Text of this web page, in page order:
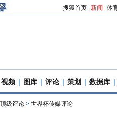
搜狐首页-新闻 -体
视频 | 图库 | 评论 | 策划 | 数据库 |
顶级评论 > 世界杯传媒评论